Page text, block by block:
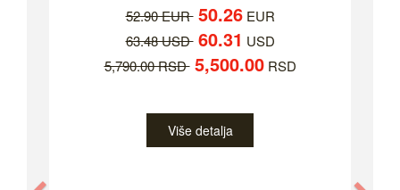
52.90 EUR 50.26EUR
63.48 USD 60.31 USD
5,790.00 RSD 5,500.00RSD
Više detalja